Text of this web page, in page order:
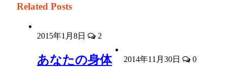
Related Posts
2015年1月8日 2
あなたの身体
2014年11月30日 0